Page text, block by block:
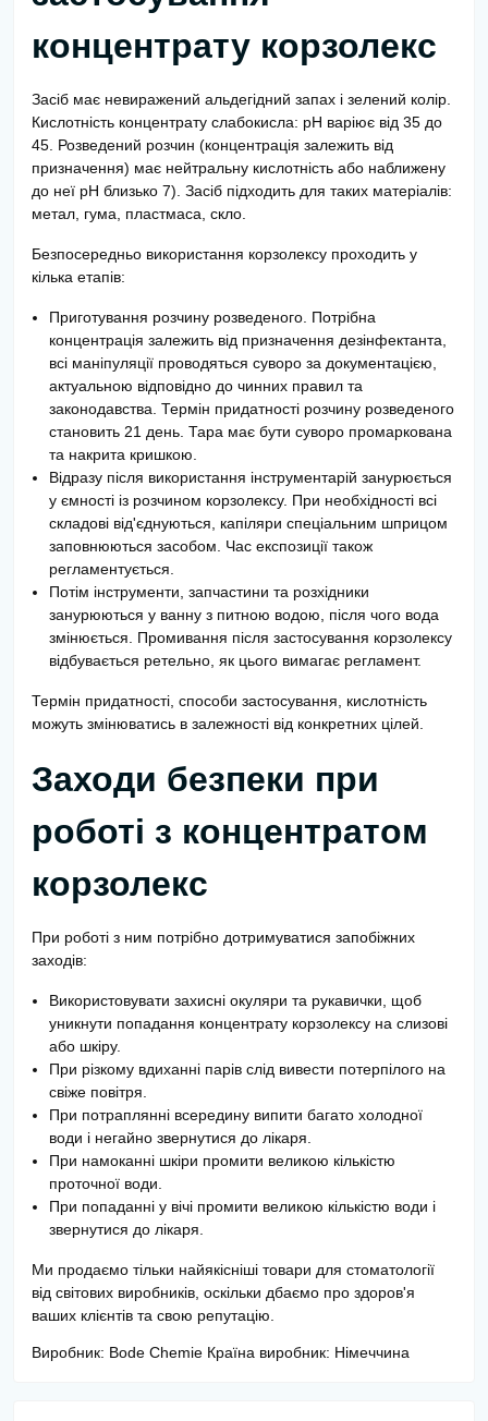
концентрату корзолекс
Засіб має невиражений альдегідний запах і зелений колір.
Кислотність концентрату слабокисла: рН варіює від 35 до
45. Розведений розчин (концентрація залежить від
призначення) має нейтральну кислотність або наближену
до неї рН близько 7). Засіб підходить для таких матеріалів:
метал, гума, пластмаса, скло.
Безпосередньо використання корзолексу проходить у
кілька етапів:
Приготування розчину розведеного. Потрібна
концентрація залежить від призначення дезінфектанта,
всі маніпуляції проводяться суворо за документацією,
актуальною відповідно до чинних правил та
законодавства. Термін придатності розчину розведеного
становить 21 день. Тара має бути суворо промаркована
та накрита кришкою.
Відразу після використання інструментарій занурюється
у ємності із розчином корзолексу. При необхідності всі
складові від'єднуються, капіляри спеціальним шприцом
заповнюються засобом. Час експозиції також
регламентується.
Потім інструменти, запчастини та розхідники
занурюються у ванну з питною водою, після чого вода
змінюється. Промивання після застосування корзолексу
відбувається ретельно, як цього вимагає регламент.
Термін придатності, способи застосування, кислотність
можуть змінюватись в залежності від конкретних цілей.
Заходи безпеки при
роботі з концентратом
корзолекс
При роботі з ним потрібно дотримуватися запобіжних
заходів:
Використовувати захисні окуляри та рукавички, щоб
уникнути попадання концентрату корзолексу на слизові
або шкіру.
При різкому вдиханні парів слід вивести потерпілого на
свіже повітря.
При потраплянні всередину випити багато холодної
води і негайно звернутися до лікаря.
При намоканні шкіри промити великою кількістю
проточної води.
При попаданні у вічі промити великою кількістю води і
звернутися до лікаря.
Ми продаємо тільки найякісніші товари для стоматології
від світових виробників, оскільки дбаємо про здоров'я
ваших клієнтів та свою репутацію.
Виробник: Bode Chemie Країна виробник: Німеччина